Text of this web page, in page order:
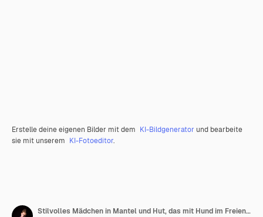
Erstelle deine eigenen Bilder mit dem KI-Bildgenerator und bearbeite
sie mit unserem KI-Fotoeditor.
Stilvolles Mädchen in Mantel und Hut, das mit Hund im Freien auf Sonnenuntergang im warmen Herbstabend spielt